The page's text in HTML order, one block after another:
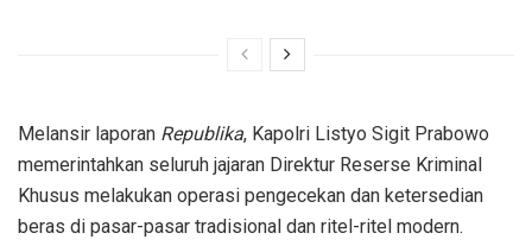
Melansir laporan Republika, Kapolri Listyo Sigit Prabowo
memerintahkan seluruh jajaran Direktur Reserse Kriminal
Khusus melakukan operasi pengecekan dan ketersedian
beras di pasar-pasar tradisional dan ritel-ritel modern.